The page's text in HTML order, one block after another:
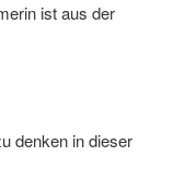
ist aus der
denken in dieser